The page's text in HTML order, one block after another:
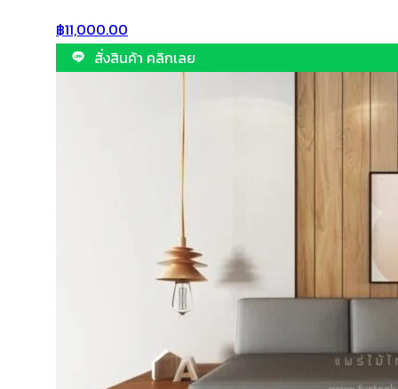
฿11,000.00
สั่งสินค้า คลิกเลย